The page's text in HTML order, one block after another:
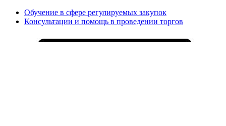
Обучение в сфере регулируемых закупок
Консультации и помощь в проведении торгов